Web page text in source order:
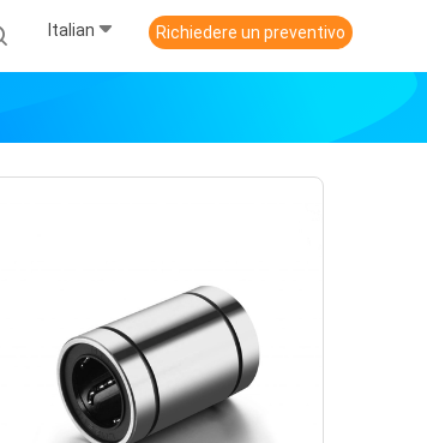
Italian Richiedere un preventivo